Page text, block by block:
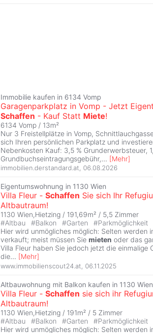
Immobilie kaufen in 6134 Vomp
Garagenparkplatz in Vomp - Jetzt
Schaffen - Kauf Statt Miete!
6134 Vomp / 13m²
Nur 3 Freistellplätze in Vomp,
sich Ihren persönlichen Parkplatz und
Nebenkosten Kauf: 3,5 % Grunderwerbsteuer,
Grundbuchseintragungsgebühr,... [Mehr]
immobilien.derstandard.at, 06.08.2026
Eigentumswohnung in 1130 Wien
Villa Fleur - Schaffen Sie sich Ihr
Altbautraum!
1130 Wien,Hietzing / 191,69m² / 5,5 Zimmer
#Altbau #Balkon #Garten #Parkmöglichkeit
Hier wird unmögliches möglich: Selten werden
verkauft; meist müssen Sie mieten oder das
Villa Fleur haben Sie jedoch jetzt die einmalige
die... [Mehr]
www.immobilienscout24.at 06.11.2025
Altbauwohnung mit Balkon kaufen in 1130 Wien
Villa Fleur - Schaffen sie sich ihr
Altbautraum!
1130 Wien,Hietzing / 191m² / 5 Zimmer
#Altbau #Balkon #Garten #Parkmöglichkeit
Hier wird unmögliches möglich: Selten werden